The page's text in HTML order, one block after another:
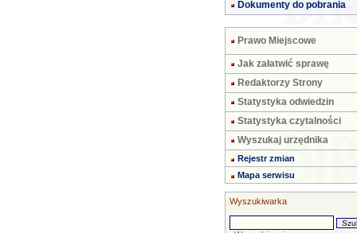
Dokumenty do pobrania
Prawo Miejscowe
Jak załatwić sprawę
Redaktorzy Strony
Statystyka odwiedzin
Statystyka czytalności
Wyszukaj urzędnika
Rejestr zmian
Mapa serwisu
Wyszukiwarka